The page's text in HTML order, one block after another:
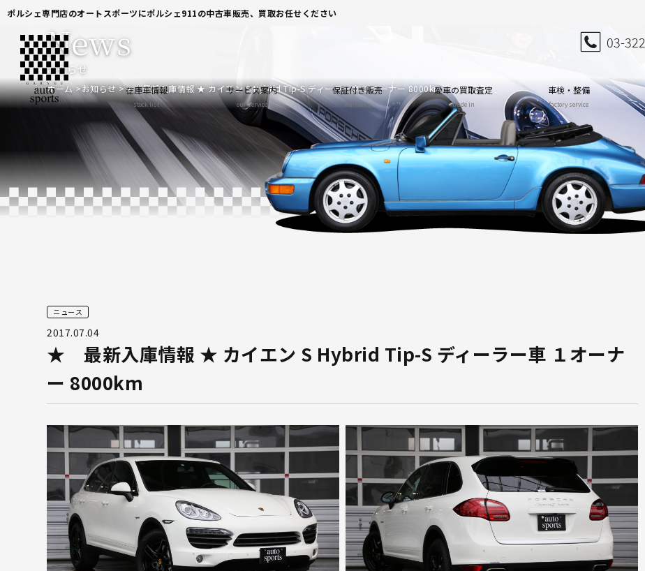
ポルシェ専門店のオートスポーツにポルシェ911の中古車販売、買取お任せください
在庫車情報
stock list
サービス案内
our service
保証付き販売
warranty
愛車の買取査定
trade in
車検・整備
factory service
お知らせ
News
ホーム お知らせ ★ 最新入庫情報 ★ カイエン S Hybrid Tip-S ディーラー車 １オーナー 8000km
ニュース
2017.07.04
★ 最新入庫情報 ★ カイエン S Hybrid Tip-S ディーラー車 １オーナ
ー 8000km
03-